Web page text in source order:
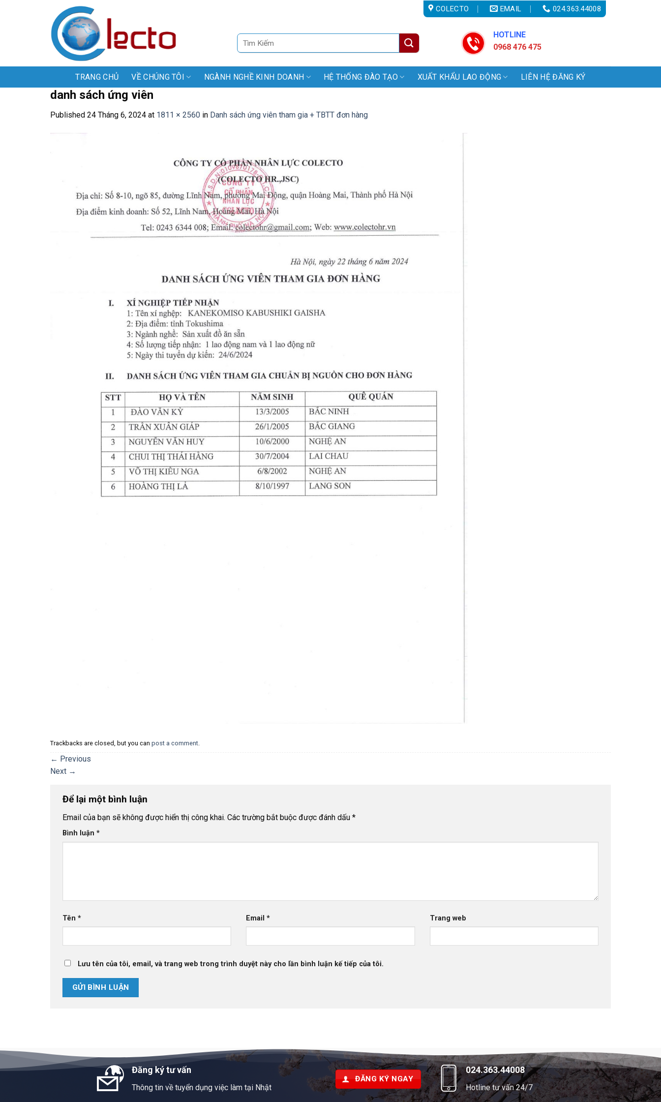
COLECTO EMAIL 024.363.44008
Tìm
kiếm:
HOTLINE
0968 476 475
TRANG CHỦ VỀ CHÚNG TÔI NGÀNH NGHỀ KINH DOANH HỆ THỐNG ĐÀO TẠO XUẤT KHẨU LAO ĐỘNG LIÊN HỆ ĐĂNG KÝ
danh sách ứng viên
Published 24 Tháng 6, 2024 at 1811 × 2560 in Danh sách ứng viên tham gia + TBTT đơn hàng
Trackbacks are closed, but you can post a comment.
← Previous
Next →
Để lại một bình luận
Email của bạn sẽ không được hiển thị công khai. Các trường bắt buộc được đánh dấu *
Bình luận *
Tên * Email* Trang web
Lưu tên của tôi, email, và trang web trong trình duyệt này cho lần bình luận kế tiếp của tôi.
Đăng ký tư vấn
Thông tin về tuyển dụng việc làm tại Nhật
ĐĂNG KÝ NGAY
024.363.44008
Hotline tư vấn 24/7